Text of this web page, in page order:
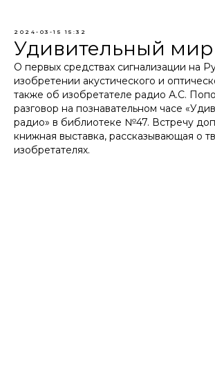
2024-03-15 15:32
Удивительный
О первых средствах сигнализации на
изобретении акустического и
также об изобретателе радио А.С.
разговор на познавательном часе
радио» в библиотеке №47. Встречу
книжная выставка, рассказывающая о
изобретателях.